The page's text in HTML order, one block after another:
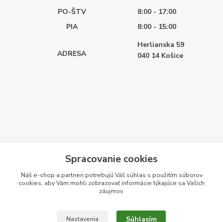
PO-ŠTV
8:00 - 17:00
PIA
8:00 - 15:00
ADRESA
Herlianska 59
040 14 Košice
Spracovanie cookies
Náš e-shop a partneri potrebujú Váš súhlas s použitím súborov
cookies, aby Vám mohli zobrazovať informácie týkajúce sa Vašich
záujmov.
Nastavenia Súhlasím